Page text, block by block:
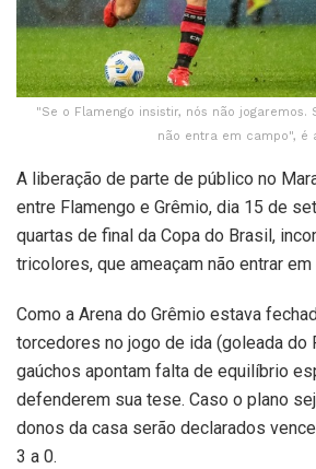
"Se o Flamengo insistir, nós não
não entra em campo", é
A liberação de parte de público no
entre Flamengo e Grêmio, dia 15 de
quartas de final da Copa do Brasil,
tricolores, que ameaçam não entrar em
Como a Arena do Grêmio estava
torcedores no jogo de ida (goleada do
gaúchos apontam falta de equilíbrio
defenderem sua tese. Caso o plano
donos da casa serão declarados
3 a 0.